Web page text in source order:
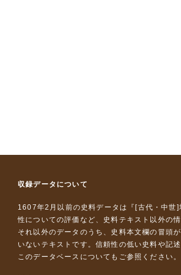
収録データについて
1607年2月以前の史料データは『 [古代・中世
性についての評価など、史料テキスト以外の
それ以外のデータのうち、史料本文欄の冒頭
いないテキストです。信頼性の低い史料や記
このデータベースについて もご参照ください。